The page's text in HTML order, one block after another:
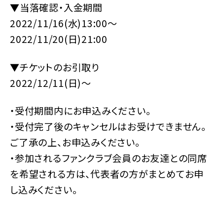
▼当落確認・入金期間
2022/11/16(水)13:00〜
2022/11/20(日)21:00
▼チケットのお引取り
2022/12/11(日)〜
・受付期間内にお申込みください。
・受付完了後のキャンセルはお受けできません。
ご了承の上、お申込みください。
・参加されるファンクラブ会員のお友達との同席
を希望される方は、代表者の方がまとめてお申
し込みください。